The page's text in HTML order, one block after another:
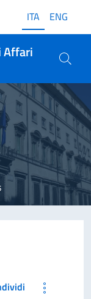
ITA ENG
Affari